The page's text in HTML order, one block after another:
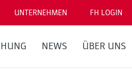
UNTERNEHMEN FH LOGIN
NEWS ÜBER UNS